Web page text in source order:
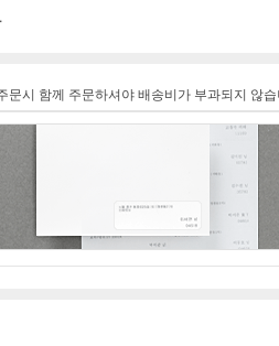
문시 함께 주문하셔야 배송비가 부과되지 않